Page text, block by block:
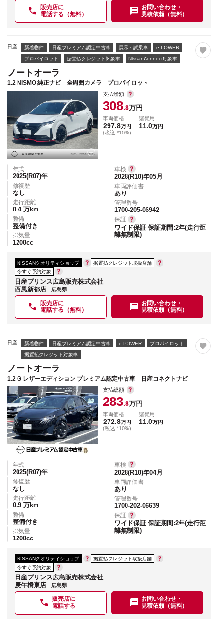
販売店に
電話する（無料）
お問い合わせ・
見積依頼（無料）
日産 新着物件 日産プレミアム認定中古車 展示・試乗車 e-POWER
プロパイロット 据置払クレジット対象車 NissanConnect対象車
ノートオーラ
1.2 NISMO 純正ナビ 全周囲カメラ プロパイロット
支払総額
308.8万円
車両価格
297.8万円
(税込 *10%)
諸費用
11.0万円
年式
2025(R07)年
修復歴
なし
走行距離
0.4 万km
整備
整備付き
排気量
1200cc
車検
2028(R10)年05月
車両評価書
あり
管理番号
1700-205-06942
保証
ワイド保証 保証期間:2年(走行距
離無制限)
NISSANクオリティショップ
据置払クレジット取扱店舗
今すぐ予約対象
日産プリンス広島販売株式会社
西風新都店
広島県
販売店に
電話する（無料）
お問い合わせ・
見積依頼（無料）
日産 新着物件 日産プレミアム認定中古車 e-POWER プロパイロット
据置払クレジット対象車
ノートオーラ
1.2 G レザーエディション プレミアム認定中古車 日産コネクトナビ
支払総額
283.8万円
車両価格
272.8万円
(税込 *10%)
諸費用
11.0万円
年式
2025(R07)年
修復歴
なし
走行距離
0.9 万km
整備
整備付き
排気量
1200cc
車検
2028(R10)年04月
車両評価書
あり
管理番号
1700-202-06639
保証
ワイド保証 保証期間:2年(走行距
離無制限)
NISSANクオリティショップ
据置払クレジット取扱店舗
今すぐ予約対象
日産プリンス広島販売株式会社
庚午橋東店
広島県
販売店に
電話する
お問い合わせ・
見積依頼（無料）